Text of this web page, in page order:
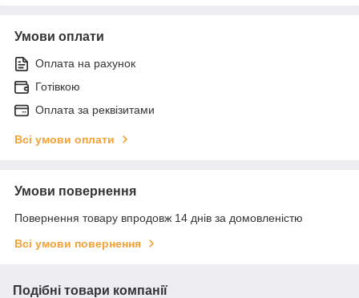
Умови оплати
Оплата на рахунок
Готівкою
Оплата за реквізитами
Всі умови оплати
Умови повернення
Повернення товару впродовж 14 днів за домовленістю
Всі умови повернення
Подібні товари компанії